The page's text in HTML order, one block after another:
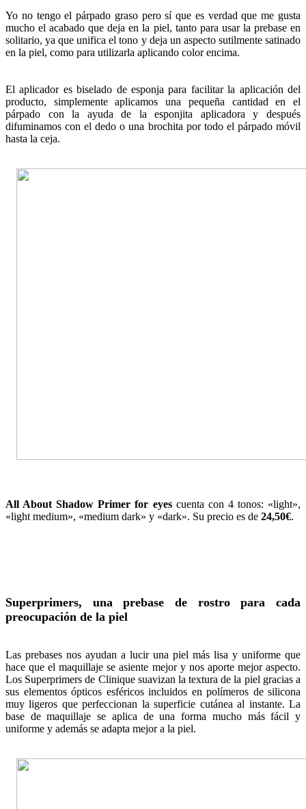
Yo no tengo el párpado graso pero sí que es verdad que me gusta
mucho el acabado que deja en la piel, tanto para usar la prebase en
solitario, ya que unifica el tono y deja un aspecto sutilmente satinado
en la piel, como para utilizarla aplicando color encima.
El aplicador es biselado de esponja para facilitar la aplicación del
producto, simplemente aplicamos una pequeña cantidad en el
párpado con la ayuda de la esponjita aplicadora y después
difuminamos con el dedo o una brochita por todo el párpado móvil
hasta la ceja.
All About Shadow Primer for eyescuenta con 4 tonos: «light»,
«light medium», «medium dark» y «dark». Su precio es de 24,50€.
Superprimers, una prebase de rostro para cada
preocupación de la piel
Las prebases nos ayudan a lucir una piel más lisa y uniforme que
hace que el maquillaje se asiente mejor y nos aporte mejor aspecto.
Los Superprimers de Clinique suavizan la textura de la piel gracias a
sus elementos ópticos esféricos incluidos en polímeros de silicona
muy ligeros que perfeccionan la superficie cutánea al instante. La
base de maquillaje se aplica de una forma mucho más fácil y
uniforme y además se adapta mejor a la piel.